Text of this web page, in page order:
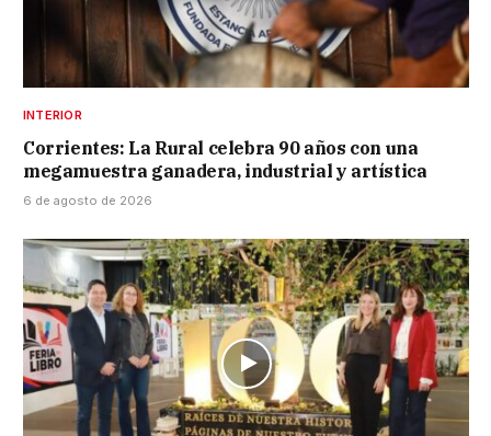
INTERIOR
Corrientes: La Rural celebra 90 años con una
megamuestra ganadera, industrial y artística
6 de agosto de 2026